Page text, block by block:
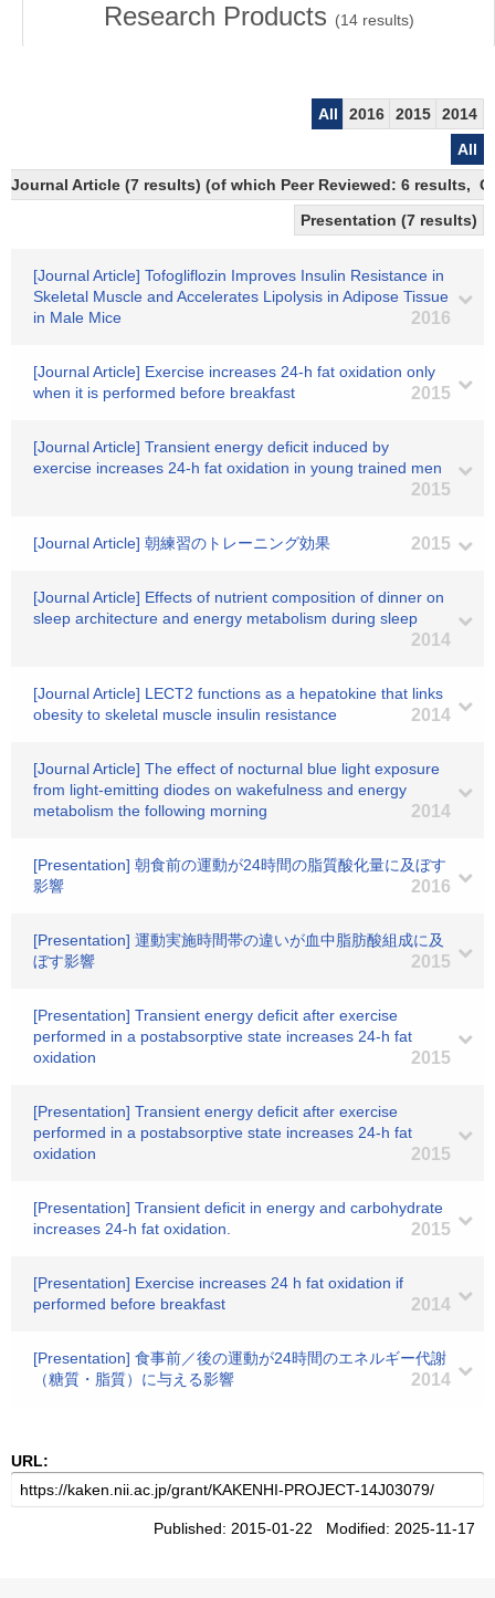
Research Products (14results)
All 2016 2015
2014
All
Journal Article (7 results) (of which Peer Reviewed: 6 results,
Presentation (7 results)
[Journal Article] Tofogliflozin Improves Insulin Resistance in
Skeletal Muscle and Accelerates Lipolysis in Adipose Tissue
in Male Mice
2016
[Journal Article] Exercise increases 24-h fat oxidation only
when it is performed before breakfast
2015
[Journal Article] Transient energy deficit induced by
exercise increases 24-h fat oxidation in young trained men
2015
[Journal Article] 朝練習のトレーニング効果 2015
[Journal Article] Effects of nutrient composition of dinner on
sleep architecture and energy metabolism during sleep
2014
[Journal Article] LECT2 functions as a hepatokine that links
obesity to skeletal muscle insulin resistance
2014
[Journal Article] The effect of nocturnal blue light exposure
from light-emitting diodes on wakefulness and energy
metabolism the following morning
2014
[Presentation] 朝食前の運動が24時間の脂質酸化量に及ぼす
影響
2016
[Presentation] 運動実施時間帯の違いが血中脂肪酸組成に及
ぼす影響
2015
[Presentation] Transient energy deficit after exercise
performed in a postabsorptive state increases 24-h fat
oxidation
2015
[Presentation] Transient energy deficit after exercise
performed in a postabsorptive state increases 24-h fat
oxidation
2015
[Presentation] Transient deficit in energy and carbohydrate
increases 24-h fat oxidation.
2015
[Presentation] Exercise increases 24 h fat oxidation if
performed before breakfast
2014
[Presentation] 食事前／後の運動が24時間のエネルギー代謝
（糖質・脂質）に与える影響
2014
URL:
Published: 2015-01-22 Modified: 2025-11-17